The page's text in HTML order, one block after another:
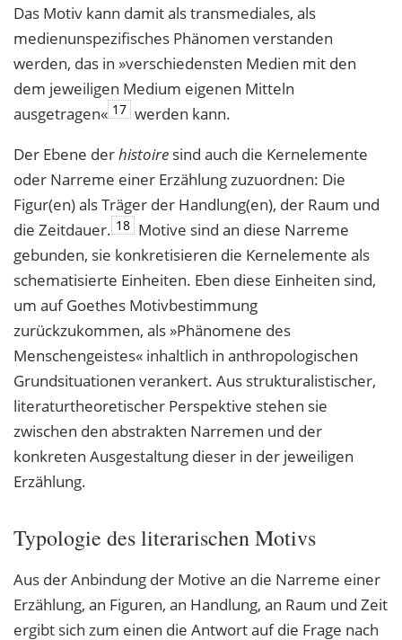
Das Motiv kann damit als transmediales, als
medienunspezifisches Phänomen verstanden
werden, das in »verschiedensten Medien mit den
dem jeweiligen Medium eigenen Mitteln
ausgetragen« 17 werden kann.
Der Ebene derhistoire sind auch die Kernelemente
oder Narreme einer Erzählung zuzuordnen: Die
Figur(en) als Träger der Handlung(en), der Raum und
die Zeitdauer. 18 Motive sind an diese Narreme
gebunden, sie konkretisieren die Kernelemente als
schematisierte Einheiten. Eben diese Einheiten sind,
um auf Goethes Motivbestimmung
zurückzukommen, als »Phänomene des
Menschengeistes« inhaltlich in anthropologischen
Grundsituationen verankert. Aus strukturalistischer,
literaturtheoretischer Perspektive stehen sie
zwischen den abstrakten Narremen und der
konkreten Ausgestaltung dieser in der jeweiligen
Erzählung.
Typologie des literarischen Motivs
Aus der Anbindung der Motive an die Narreme einer
Erzählung, an Figuren, an Handlung, an Raum und Zeit
ergibt sich zum einen die Antwort auf die Frage nach